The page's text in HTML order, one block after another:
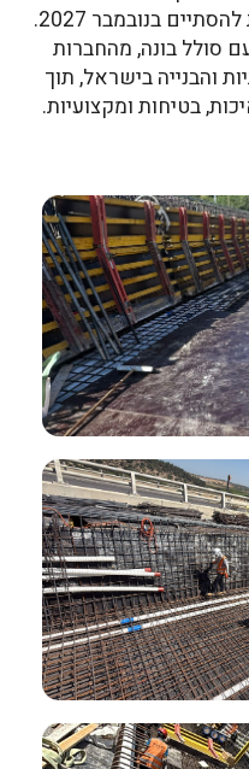
החלו בחודש ינואר 2026 וצפויות להסתיים בנובמבר 2027.
סולל בונה, מהחברות
והבנייה בישראל, תוך
בטיחות ומקצועיות.